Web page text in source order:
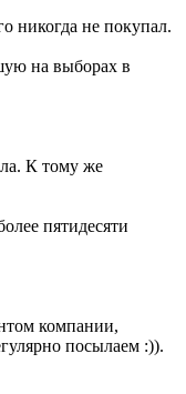
никогда не покупал.
на выборах в
К тому же
пятидесяти
компании,
посылаем :)).